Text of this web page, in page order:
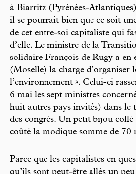
à Biarritz (Pyrénées-
il se pourrait bien que ce soit
de cet entre-soi capitaliste qui
d’elle. Le ministre de la
solidaire François de Rugy a en
(Moselle) la charge d’organiser
l’environnement ». Celui-ci
6 mai les sept ministres
huit autres pays invités) dans le
des congrès. Un petit bijou collé
coûté la modique somme de 70
Parce que les capitalistes en
qu’ils sont peut-être allés un